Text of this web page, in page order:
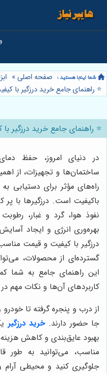
صفحه اصلی »
⭐️ راهنمای جامع خرید درزگیر با
⭐️ راهنمای جامع خرید درزگیر
در دنیای امروز، حفظ
ساختمان‌ها و تجهیزات، از
راه‌های مؤثر برای دستیابی
باکیفیت است. درزگیرها با
نفوذ هوا، گرد و غبار،
بهره‌وری انرژی و ایجاد
درزگیر با کیفیت و قیمت
گسترده‌ای از محصولات،
این راهنمای جامع به شما
کاربردهای آن‌ها و نکات مهم
از درب و پنجره گرفته تا
جا حضور دارند.خرید درزگیر
بهبود عایق‌بندی و کاهش
مناسب، می‌توانید به طور
جلوگیری کنید و محیطی آرام